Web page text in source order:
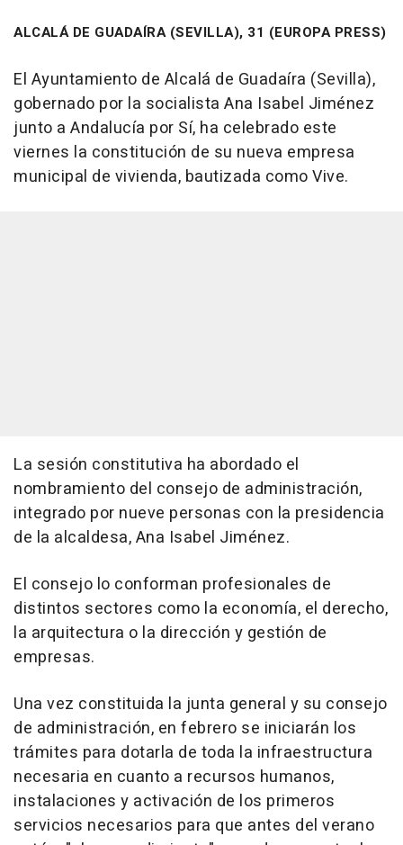
ALCALÁ DE GUADAÍRA (SEVILLA), 31 (EUROPA PRESS)
El Ayuntamiento de Alcalá de Guadaíra (Sevilla),
gobernado por la socialista Ana Isabel Jiménez
junto a Andalucía por Sí, ha celebrado este
viernes la constitución de su nueva empresa
municipal de vivienda, bautizada como Vive.
La sesión constitutiva ha abordado el
nombramiento del consejo de administración,
integrado por nueve personas con la presidencia
de la alcaldesa, Ana Isabel Jiménez.
El consejo lo conforman profesionales de
distintos sectores como la economía, el derecho,
la arquitectura o la dirección y gestión de
empresas.
Una vez constituida la junta general y su consejo
de administración, en febrero se iniciarán los
trámites para dotarla de toda la infraestructura
necesaria en cuanto a recursos humanos,
instalaciones y activación de los primeros
servicios necesarios para que antes del verano